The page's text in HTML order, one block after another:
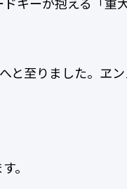
と至りました。ヱ
。